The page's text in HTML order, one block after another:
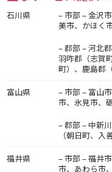
石川県
– 市部 – 金沢
美市、かほく
– 郡部 – 河北
羽咋郡（志賀
町）、鹿島郡
富山県
– 市部 – 富山
市、氷見市、
– 郡部 – 中新
（朝日町、入
福井県
– 市部 – 福井
市、あわら市